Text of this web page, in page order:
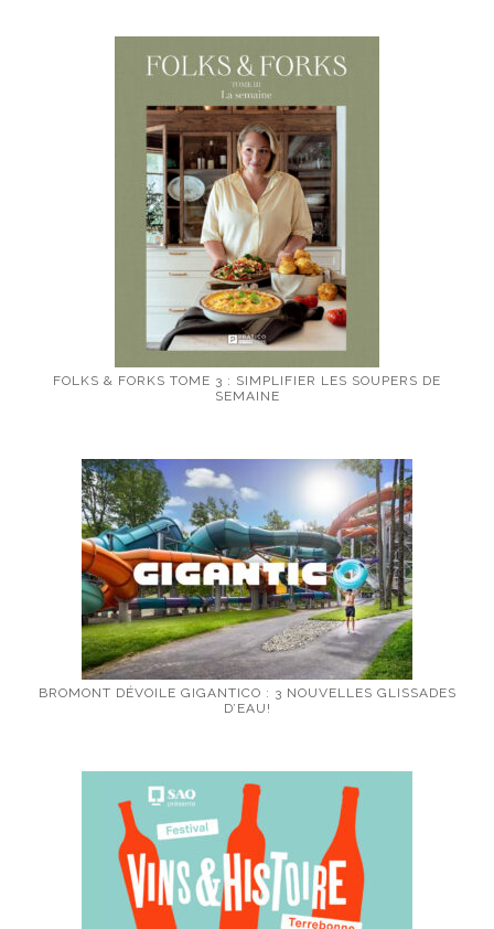
FOLKS & FORKS TOME 3 : SIMPLIFIER LES SOUPERS DE
SEMAINE
BROMONT DÉVOILE GIGANTICO : 3 NOUVELLES GLISSADES
D’EAU!